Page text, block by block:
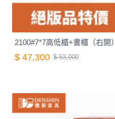
2100#7*7高低櫃+書櫃（右開）
$ 47,300 $ 53,000